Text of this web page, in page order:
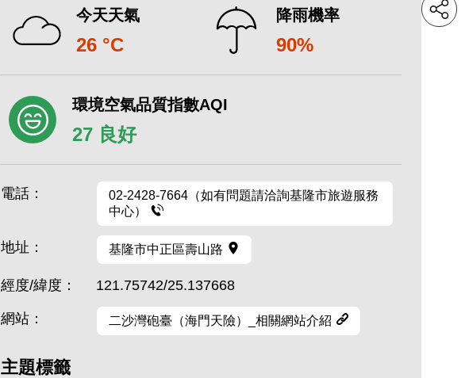
今天天氣
26 °C
降雨機率
90%
環境空氣品質指數AQI
27 良好
電話：
02-2428-7664（如有問題請洽詢基隆市旅遊服務
中心）
地址： 基隆市中正區壽山路
經度/緯度： 121.75742/25.137668
網站： 二沙灣砲臺（海門天險）_相關網站介紹
主題標籤